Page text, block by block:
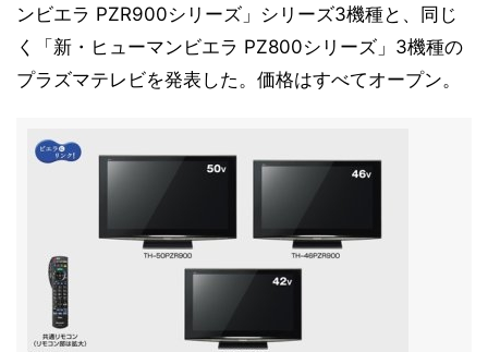
ンビエラ PZR900シリーズ」シリーズ3機種と、同じ
く「新・ヒューマンビエラ PZ800シリーズ」3機種の
プラズマテレビを発表した。価格はすべてオープン。